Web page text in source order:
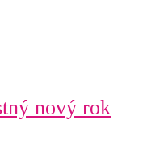
nový rok